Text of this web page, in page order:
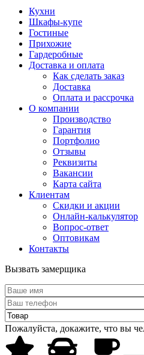
Кухни
Шкафы-купе
Гостиные
Прихожие
Гардеробные
Доставка и оплата
Как сделать заказ
Доставка
Оплата и рассрочка
О компании
Производство
Гарантия
Портфолио
Отзывы
Реквизиты
Вакансии
Карта сайта
Клиентам
Скидки и акции
Онлайн-калькулятор
Вопрос-ответ
Оптовикам
Контакты
Вызвать замерщика
Пожалуйста, докажите, что вы